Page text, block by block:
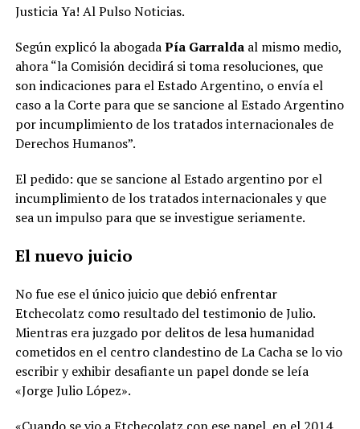
Justicia Ya! Al Pulso Noticias.
Según explicó la abogadaPía Garraldaal mismo medio,
ahora “la Comisión decidirá si toma resoluciones, que
son indicaciones para el Estado Argentino, o envía el
caso a la Corte para que se sancione al Estado Argentino
por incumplimiento de los tratados internacionales de
Derechos Humanos”.
El pedido: que se sancione al Estado argentino por el
incumplimiento de los tratados internacionales y que
sea un impulso para que se investigue seriamente.
El nuevo juicio
No fue ese el único juicio que debió enfrentar
Etchecolatz como resultado del testimonio de Julio.
Mientras era juzgado por delitos de lesa humanidad
cometidos en el centro clandestino de La Cacha se lo vio
escribir y exhibir desafiante un papel donde se leía
«Jorge Julio López».